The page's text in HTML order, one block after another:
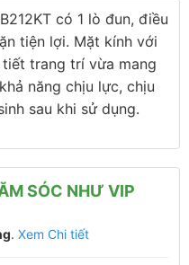
có 1 lò đun, điều
tiện lợi. Mặt kính với
trang trí vừa mang
năng chịu lực, chịu
sau khi sử dụng.
SÓC NHƯ VIP
. Xem Chi tiết